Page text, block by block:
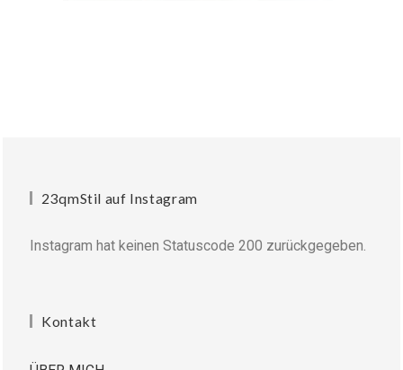
23qmStil auf Instagram
Instagram hat keinen Statuscode 200 zurückgegeben.
Kontakt